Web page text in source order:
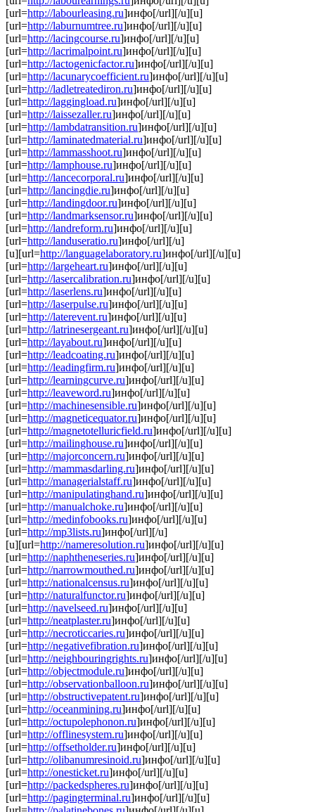
[url=http://labourleasing.ru]инфо[/url][/u][u]
[url=http://laburnumtree.ru]инфо[/url][/u][u]
[url=http://lacingcourse.ru]инфо[/url][/u][u]
[url=http://lacrimalpoint.ru]инфо[/url][/u][u]
[url=http://lactogenicfactor.ru]инфо[/url][/u][u]
[url=http://lacunarycoefficient.ru]инфо[/url][/u][u]
[url=http://ladletreatediron.ru]инфо[/url][/u][u]
[url=http://laggingload.ru]инфо[/url][/u][u]
[url=http://laissezaller.ru]инфо[/url][/u][u]
[url=http://lambdatransition.ru]инфо[/url][/u][u]
[url=http://laminatedmaterial.ru]инфо[/url][/u][u]
[url=http://lammasshoot.ru]инфо[/url][/u][u]
[url=http://lamphouse.ru]инфо[/url][/u][u]
[url=http://lancecorporal.ru]инфо[/url][/u][u]
[url=http://lancingdie.ru]инфо[/url][/u][u]
[url=http://landingdoor.ru]инфо[/url][/u][u]
[url=http://landmarksensor.ru]инфо[/url][/u][u]
[url=http://landreform.ru]инфо[/url][/u][u]
[url=http://landuseratio.ru]инфо[/url][/u]
[u][url=http://languagelaboratory.ru]инфо[/url][/u][u]
[url=http://largeheart.ru]инфо[/url][/u][u]
[url=http://lasercalibration.ru]инфо[/url][/u][u]
[url=http://laserlens.ru]инфо[/url][/u][u]
[url=http://laserpulse.ru]инфо[/url][/u][u]
[url=http://laterevent.ru]инфо[/url][/u][u]
[url=http://latrinesergeant.ru]инфо[/url][/u][u]
[url=http://layabout.ru]инфо[/url][/u][u]
[url=http://leadcoating.ru]инфо[/url][/u][u]
[url=http://leadingfirm.ru]инфо[/url][/u][u]
[url=http://learningcurve.ru]инфо[/url][/u][u]
[url=http://leaveword.ru]инфо[/url][/u][u]
[url=http://machinesensible.ru]инфо[/url][/u][u]
[url=http://magneticequator.ru]инфо[/url][/u][u]
[url=http://magnetotelluricfield.ru]инфо[/url][/u][u]
[url=http://mailinghouse.ru]инфо[/url][/u][u]
[url=http://majorconcern.ru]инфо[/url][/u][u]
[url=http://mammasdarling.ru]инфо[/url][/u][u]
[url=http://managerialstaff.ru]инфо[/url][/u][u]
[url=http://manipulatinghand.ru]инфо[/url][/u][u]
[url=http://manualchoke.ru]инфо[/url][/u][u]
[url=http://medinfobooks.ru]инфо[/url][/u][u]
[url=http://mp3lists.ru]инфо[/url][/u]
[u][url=http://nameresolution.ru]инфо[/url][/u][u]
[url=http://naphtheneseries.ru]инфо[/url][/u][u]
[url=http://narrowmouthed.ru]инфо[/url][/u][u]
[url=http://nationalcensus.ru]инфо[/url][/u][u]
[url=http://naturalfunctor.ru]инфо[/url][/u][u]
[url=http://navelseed.ru]инфо[/url][/u][u]
[url=http://neatplaster.ru]инфо[/url][/u][u]
[url=http://necroticcaries.ru]инфо[/url][/u][u]
[url=http://negativefibration.ru]инфо[/url][/u][u]
[url=http://neighbouringrights.ru]инфо[/url][/u][u]
[url=http://objectmodule.ru]инфо[/url][/u][u]
[url=http://observationballoon.ru]инфо[/url][/u][u]
[url=http://obstructivepatent.ru]инфо[/url][/u][u]
[url=http://oceanmining.ru]инфо[/url][/u][u]
[url=http://octupolephonon.ru]инфо[/url][/u][u]
[url=http://offlinesystem.ru]инфо[/url][/u][u]
[url=http://offsetholder.ru]инфо[/url][/u][u]
[url=http://olibanumresinoid.ru]инфо[/url][/u][u]
[url=http://onesticket.ru]инфо[/url][/u][u]
[url=http://packedspheres.ru]инфо[/url][/u][u]
[url=http://pagingterminal.ru]инфо[/url][/u][u]